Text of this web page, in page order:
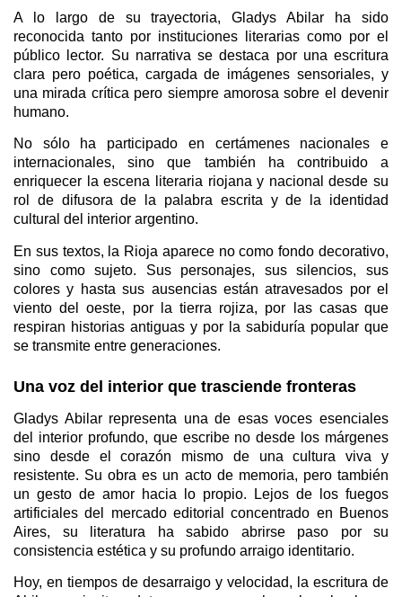
A lo largo de su trayectoria, Gladys Abilar ha sido
reconocida tanto por instituciones literarias como por el
público lector. Su narrativa se destaca por una escritura
clara pero poética, cargada de imágenes sensoriales, y
una mirada crítica pero siempre amorosa sobre el devenir
humano.
No sólo ha participado en certámenes nacionales e
internacionales, sino que también ha contribuido a
enriquecer la escena literaria riojana y nacional desde su
rol de difusora de la palabra escrita y de la identidad
cultural del interior argentino.
En sus textos, la Rioja aparece no como fondo decorativo,
sino como sujeto. Sus personajes, sus silencios, sus
colores y hasta sus ausencias están atravesados por el
viento del oeste, por la tierra rojiza, por las casas que
respiran historias antiguas y por la sabiduría popular que
se transmite entre generaciones.
Una voz del interior que trasciende fronteras
Gladys Abilar representa una de esas voces esenciales
del interior profundo, que escribe no desde los márgenes
sino desde el corazón mismo de una cultura viva y
resistente. Su obra es un acto de memoria, pero también
un gesto de amor hacia lo propio. Lejos de los fuegos
artificiales del mercado editorial concentrado en Buenos
Aires, su literatura ha sabido abrirse paso por su
consistencia estética y su profundo arraigo identitario.
Hoy, en tiempos de desarraigo y velocidad, la escritura de